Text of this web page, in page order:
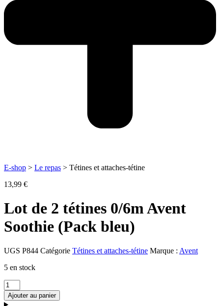
E-shop > Le repas > Tétines et attaches-tétine
13,99 €
Lot de 2 tétines 0/6m Avent
Soothie (Pack bleu)
UGS P844 Catégorie Tétines et attaches-tétine Marque : Avent
5 en stock
quantité
de
Lot
Ajouter au panier